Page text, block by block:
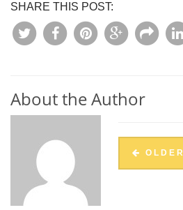
SHARE THIS POST:
About the Author
OLDER